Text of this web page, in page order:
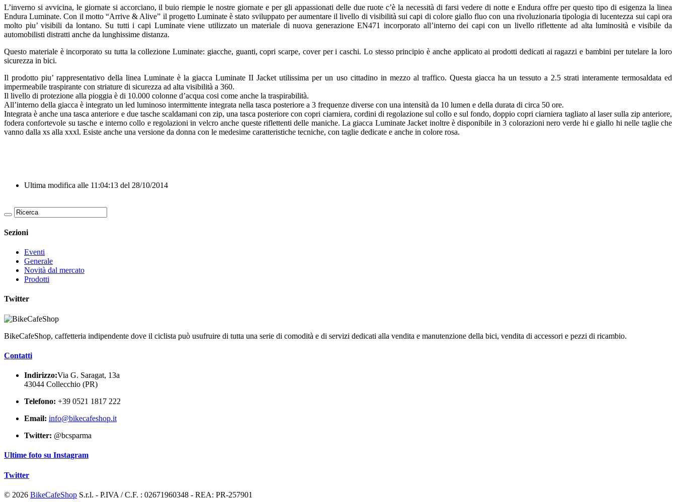
​L’inverno si avvicina, le giornate si accorciano, il buio riempie le nostre giornate e per gli appassionati delle due ruote c’è la necessità di farsi vedere di notte e Endura offre per questo tipo di esigenza la linea
Endura Luminate. Con il motto “Arrive & Alive” il progetto Luminate è stato sviluppato per aumentare il livello di visibilità sui capi di colore giallo fluo con una rivoluzionaria tipologia di lucentezza sui capi ora
molto piu’ visibili da lontano. Su tutti i capi Luminate viene utilizzato un materiale di nuova generazione EN471 incorporato all’interno dei capi con un livello riflettente ad alta luminosità e visibile da
automobilisti distratti anche da lunghissime distanza.
Questo materiale è incorporato su tutta la collezione Luminate: giacche, guanti, copri scarpe, cover per i caschi. Lo stesso principio è anche applicato ai prodotti dedicati ai ragazzi e bambini per tutelare la loro
sicurezza in bici.
Il prodotto piu’ rappresentativo della linea Luminate è la giacca Luminate II Jacket utilissima per un uso cittadino in mezzo al traffico. Questa giacca ha un tessuto a 2.5 strati interamente termosaldata ed
impermeabile traspirante con striature di sicurezza ad alta visibilità a 360.
Il livello di protezione alla pioggia è di 10.000 colonne d’acqua cosi come anche la traspirabilità.
All’interno della giacca è integrato un led luminoso intermittente integrata nella tasca posteriore a 3 frequenze diverse con una intensità da 10 lumen e della durata di circa 50 ore.
Integrata è anche una tasca anteriore e due tasche scaldamani con zip, una tasca posteriore con copri ciarniera, cordini di regolazione sul collo e sul fondo, doppio copri ciarniera tagliato al laser sulla zip anteriore,
fodera confortevole su tasche e interno collo e regolazioni in velcro anche queste riflettenti delle maniche. La giacca Luminate Jacket inoltre è disponibile in 3 colorazioni nero verde hi e giallo hi nelle taglie che
vanno dalla xs alla xxxl. Esiste anche una versione da donna con le medesime caratteristiche tecniche, con taglie dedicate e anche in colore rosa.
Ultima modifica alle 11:04:13 del 28/10/2014
Sezioni
Eventi
Generale
Novità dal mercato
Prodotti
Twitter
BikeCafeShop, caffetteria indipendente dove il ciclista può usufruire di tutta una serie di comodità e di servizi dedicati alla vendita e manutenzione della bici, vendita di accessori e pezzi di ricambio.
Contatti
Indirizzo:Via G. Saragat, 13a
43044 Collecchio (PR)
Telefono: +39 0521 1817 222
Email: info@bikecafeshop.it
Twitter: @bcsparma
Ultime foto su Instagram
Twitter
© 2026 BikeCafeShop S.r.l. - P.IVA / C.F. : 02671960348 - REA: PR-257901